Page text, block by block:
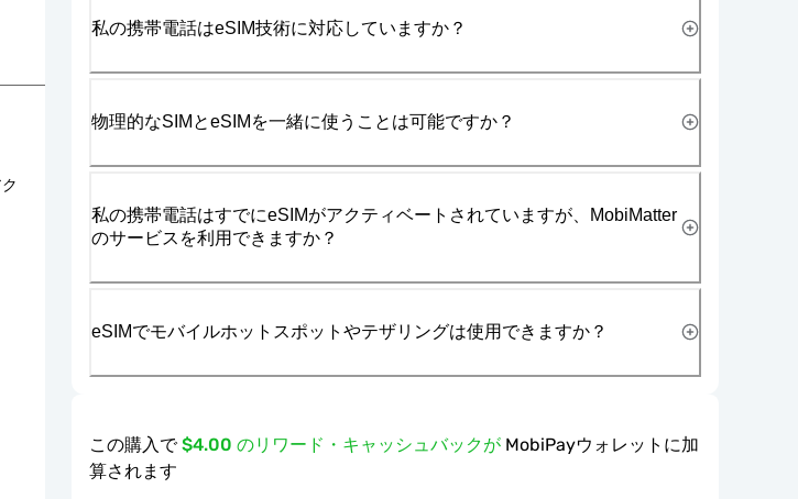
私の携帯電話はeSIM技術に対応していますか？
物理的なSIMとeSIMを一緒に使うことは可能ですか？
私の携帯電話はすでにeSIMがアクティベートされていますが、MobiMatter
のサービスを利用できますか？
eSIMでモバイルホットスポットやテザリングは使用できますか？
この購入で $4.00 のリワード・キャッシュバックが MobiPayウォレットに加
算されます